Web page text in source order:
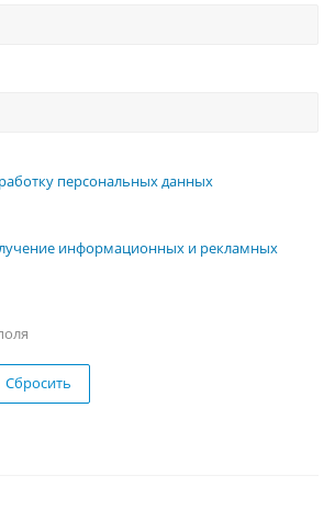
персональных данных
информационных и рекламных
Сбросить